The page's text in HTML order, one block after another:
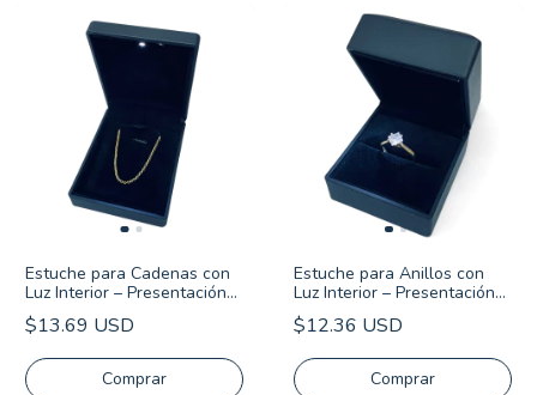
Estuche para Cadenas con
Luz Interior – Presentación
Premium
$13.69 USD
Comprar
Estuche para Anillos con
Luz Interior – Presentación
Premium
$12.36 USD
Comprar